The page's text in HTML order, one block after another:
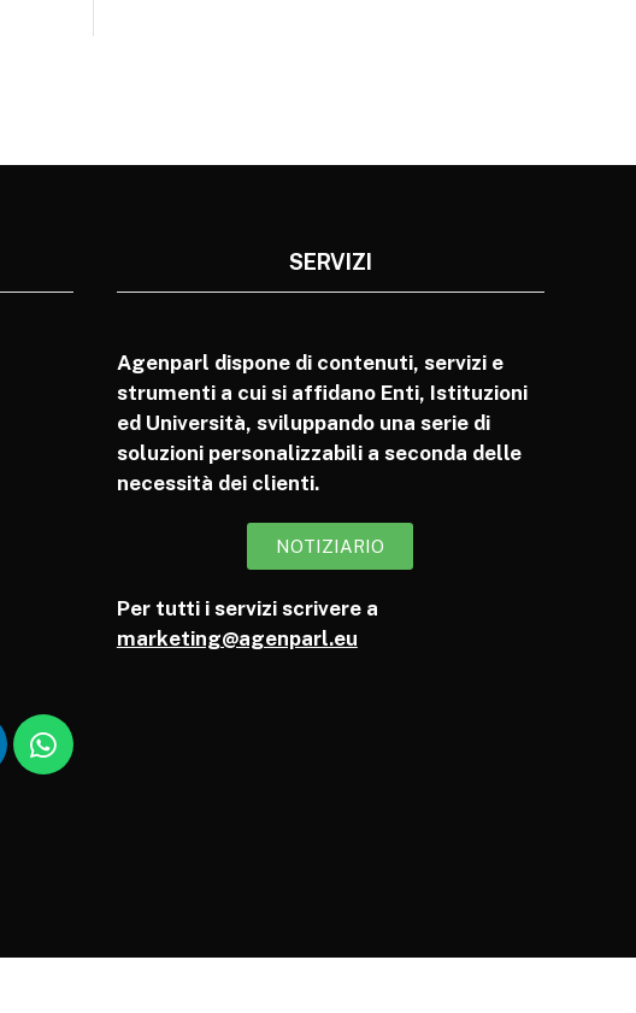
SERVIZI
Agenparl dispone di contenuti, servizi e
strumenti a cui si affidano Enti, Istituzioni
ed Università, sviluppando una serie di
soluzioni personalizzabili a seconda delle
necessità dei clienti.
NOTIZIARIO
Per tutti i servizi scrivere a
marketing@agenparl.eu